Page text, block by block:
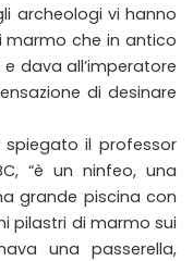
archeologi vi hanno
che in antico
dava all’imperatore
di desinare
spiegato il professor
“è un ninfeo, una
grande piscina con
pilastri di marmo sui
una passerella,